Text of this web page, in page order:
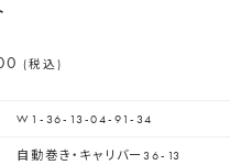
(税込)
W1-36-13-04-91-34
自動巻き・キャリバー36-13